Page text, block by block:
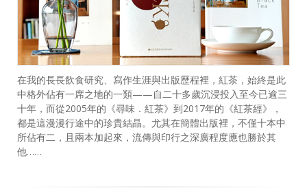
在我的長長飲食研究、寫作生涯與出版歷程裡，紅茶，始終是此
中格外佔有一席之地的一類——自二十多歲沉浸投入至今已逾三
十年，而從2005年的《尋味．紅茶》到2017年的《紅茶經》，
都是這漫漫行途中的珍貴結晶。尤其在簡體出版裡，不僅十本中
所佔有二，且兩本加起來，流傳與印行之深廣程度應也勝於其
他……